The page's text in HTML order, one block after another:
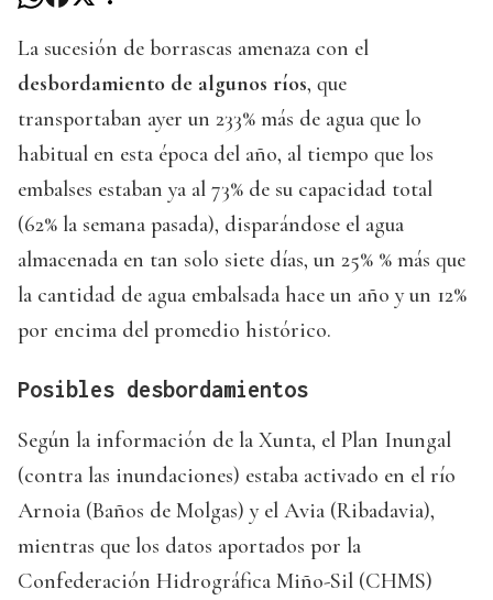
La sucesión de borrascas amenaza con el
desbordamiento de algunos ríos, que
transportaban ayer un 233% más de agua que lo
habitual en esta época del año, al tiempo que los
embalses estaban ya al 73% de su capacidad total
(62% la semana pasada), disparándose el agua
almacenada en tan solo siete días, un 25% % más que
la cantidad de agua embalsada hace un año y un 12%
por encima del promedio histórico.
Posibles desbordamientos
Según la información de la Xunta, el Plan Inungal
(contra las inundaciones) estaba activado en el río
Arnoia (Baños de Molgas) y el Avia (Ribadavia),
mientras que los datos aportados por la
Confederación Hidrográfica Miño-Sil (CHMS)